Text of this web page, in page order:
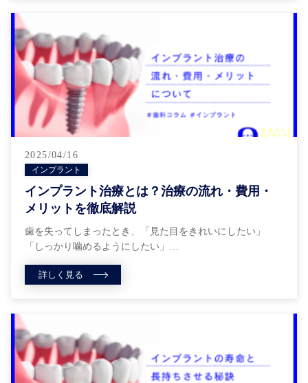
2025/04/16
インプラント
インプラント治療とは？治療の流れ・費用・
メリットを徹底解説
歯を失ってしまったとき、「見た目をきれいにしたい」
「しっかり噛めるようにしたい」…
詳しく見る